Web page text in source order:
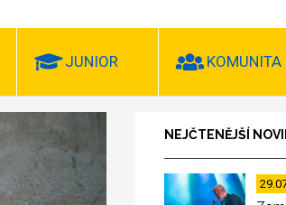
JUNIOR KOMUNITA
NEJČTENĚJŠÍ